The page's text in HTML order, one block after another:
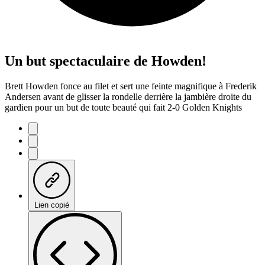
Un but spectaculaire de Howden!
Brett Howden fonce au filet et sert une feinte magnifique à Frederik
Andersen avant de glisser la rondelle derrière la jambière droite du
gardien pour un but de toute beauté qui fait 2-0 Golden Knights
Lien copié